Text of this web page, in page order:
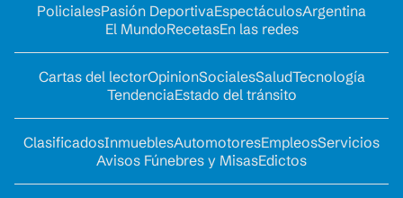
PolicialesPasión DeportivaEspectáculosArgentina
El MundoRecetasEn las redes
Cartas del lectorOpinionSocialesSaludTecnología
TendenciaEstado del tránsito
ClasificadosInmueblesAutomotoresEmpleosServicios
Avisos Fúnebres y MisasEdictos